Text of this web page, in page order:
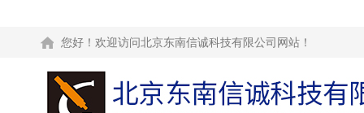
您好！欢迎访问北京东南信诚科技有限公司网站！